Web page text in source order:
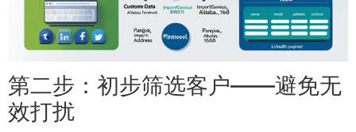
第二步：初步筛选客户——避免无
效打扰